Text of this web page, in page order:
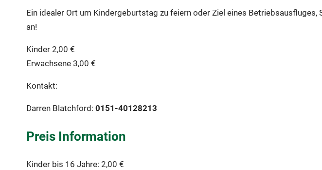
Ein idealer Ort um Kindergeburtstag zu feiern oder Ziel eines
an!
Kinder 2,00 €
Erwachsene 3,00 €
Kontakt:
Darren Blatchford: 0151-40128213
Preis Information
Kinder bis 16 Jahre: 2,00 €